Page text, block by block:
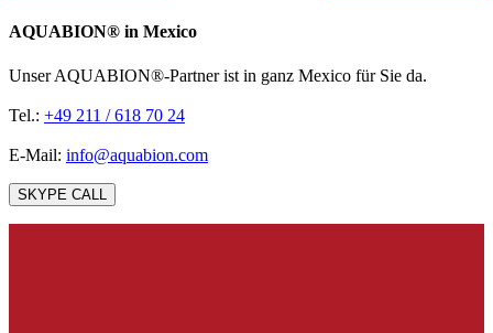
AQUABION®️ in Mexico
Unser AQUABION®-Partner ist in ganz Mexico für Sie da.
Tel.: +49 211 / 618 70 24
E-Mail: info@aquabion.com
SKYPE CALL